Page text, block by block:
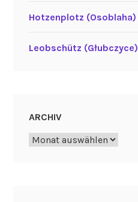
Hotzenplotz (Osoblaha)
Leobschütz (Głubczyce)
ARCHIV
Archiv